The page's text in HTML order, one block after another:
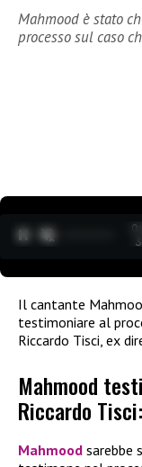
Mahmood è stato
processo sul caso
Il cantante
testimoniare al
Riccardo Tisci, ex
Mahmood
Riccardo
Mahmood sarebbe